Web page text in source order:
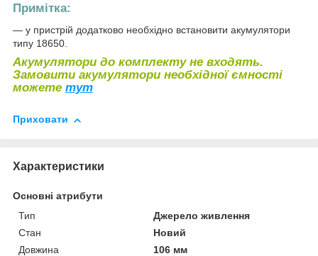
Примітка:
— у пристрій додатково необхідно встановити акумулятори
типу 18650.
Акумулятори до комплекту не входять.
Замовити акумулятори необхідної ємності
можете тут
Приховати
Характеристики
Основні атрибути
Тип
Джерело живлення
Стан
Новий
Довжина
106 мм